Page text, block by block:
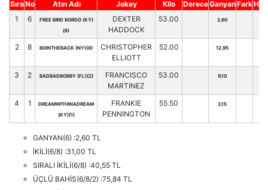
SıraNo Atın Adı Jokey Kilo DereceGanyanFark
1
6
FREE BIRD BORDO (KY)
(6)
DEXTER
HADDOCK
53.00 2,60
2 8 BOINTHEBACK (NY)(8)
CHRISTOPHER
ELLIOTT
52.00 12,95
3 2 BADBADBOBBY (FL)(2)
FRANCISCO
MARTINEZ
53.00 9,10
4 1
DREAMWITHINADREAM
(KY)(1)
FRANKIE
PENNINGTON
55.50 3,15
GANYAN(6) :2,60 TL
İKİLİ(6/8) :31,00 TL
SIRALI İKİLİ(6/8) :40,55 TL
ÜÇLÜ BAHİS(6/8/2) :75,84 TL